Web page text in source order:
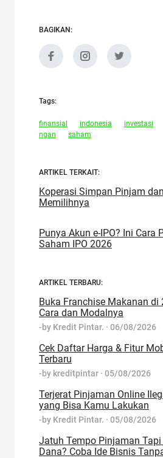
BAGIKAN:
Tags:
finansial indonesia investasi
ngan
saham
ARTIKEL TERKAIT:
Koperasi Simpan Pinjam
Memilihnya
Punya Akun e-IPO? Ini Cara
Saham IPO 2026
ARTIKEL TERBARU:
Buka Franchise Makanan di
Cara dan Modalnya
-by Kredit Pintar. · 06/08/2026
Cek Daftar Harga & Fitur
Terbaru
-by kreditpintar · 05/08/2026
Terjerat Pinjaman Online
yang Bisa Kamu Lakukan
-by Kredit Pintar. · 05/08/2026
Jatuh Tempo Pinjaman Tapi
Dana? Coba Ide Bisnis